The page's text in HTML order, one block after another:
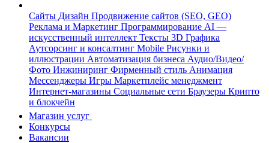
Сайты Дизайн Продвижение сайтов (SEO, GEO)
Реклама и Маркетинг Программирование AI —
искусственный интеллект Тексты 3D Графика
Аутсорсинг и консалтинг Mobile Рисунки и
иллюстрации Автоматизация бизнеса Аудио/Видео/
Фото Инжиниринг Фирменный стиль Анимация
Мессенджеры Игры Маркетплейс менеджмент
Интернет-магазины Социальные сети Браузеры Крипто
и блокчейн
Магазин услуг
Конкурсы
Вакансии